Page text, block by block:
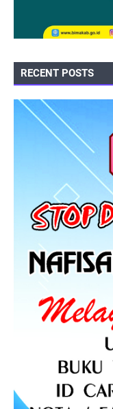
RECENT POSTS